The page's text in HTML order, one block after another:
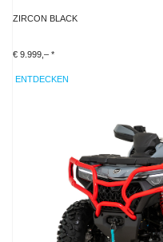
ZIRCON BLACK
€ 9.999,– *
ENTDECKEN